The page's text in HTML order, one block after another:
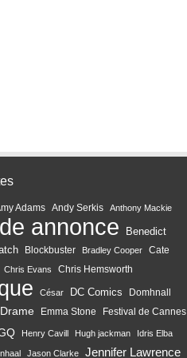
Adams Andy Serkis Anthony Mackie
annonce
Benedict
Blockbuster Bradley Cooper
Cate
Chris Evans Chris Hemsworth
César DC Comics
Domhnall
Drame Emma Stone Festival de Cannes
Henry Cavill Hugh jackman Idris Elba
Jason Clarke Jennifer Lawrence